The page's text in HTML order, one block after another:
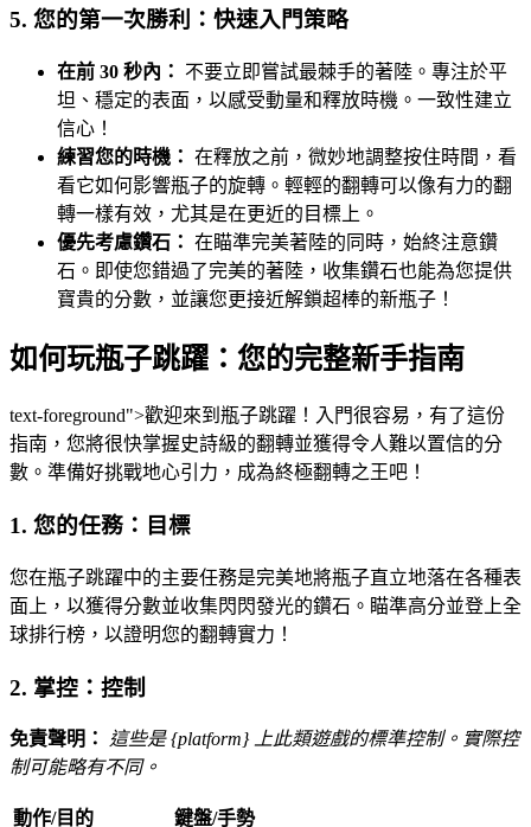
5. 您的第一次勝利：快速入門策略
在前 30 秒內：
不要立即嘗試最棘手的著陸。專注於平
坦、穩定的表面，以感受動量和釋放時機。一致性建立
信心！
練習您的時機： 在釋放之前，微妙地調整按住時間，看
看它如何影響瓶子的旋轉。輕輕的翻轉可以像有力的翻
轉一樣有效，尤其是在更近的目標上。
優先考慮鑽石： 在瞄準完美著陸的同時，始終注意鑽
石。即使您錯過了完美的著陸，收集鑽石也能為您提供
寶貴的分數，並讓您更接近解鎖超棒的新瓶子！
如何玩瓶子跳躍：您的完整新手指南
text-foreground">歡迎來到瓶子跳躍！入門很容易，有了這份
指南，您將很快掌握史詩級的翻轉並獲得令人難以置信的分
數。準備好挑戰地心引力，成為終極翻轉之王吧！
1. 您的任務：目標
您在瓶子跳躍中的主要任務是完美地將瓶子直立地落在各種表
面上，以獲得分數並收集閃閃發光的鑽石。瞄準高分並登上全
球排行榜，以證明您的翻轉實力！
2. 掌控：控制
免責聲明：
這些是 {platform} 上此類遊戲的標準控制。實際控
制可能略有不同。
動作/目的 鍵盤/手勢